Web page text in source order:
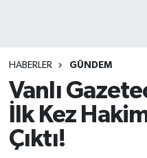
HABERLER GÜNDEM
Vanlı
İlk Kez
Çıktı!
Puan Durumu ve
Tüm Manşetler
Son Dakika Haberleri